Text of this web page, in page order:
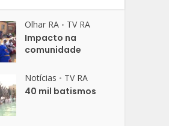
Olhar RA • TV RA
Impacto na
comunidade
Notícias • TV RA
40 mil batismos